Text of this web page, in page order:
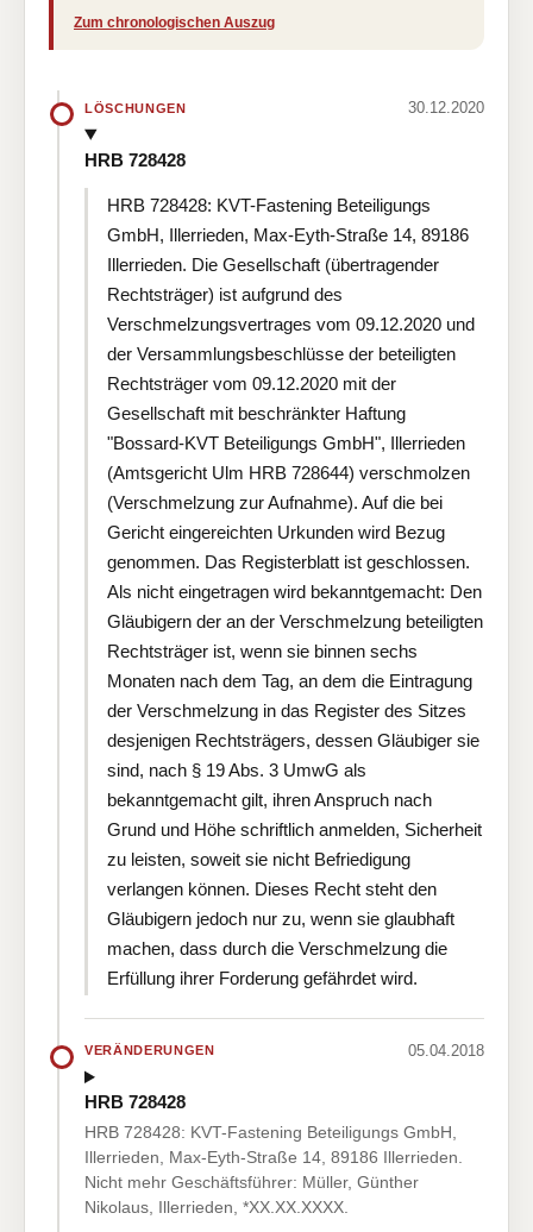
Zum chronologischen Auszug
LÖSCHUNGEN 30.12.2020
HRB 728428
HRB 728428: KVT-Fastening Beteiligungs
GmbH, Illerrieden, Max-Eyth-Straße 14, 89186
Illerrieden. Die Gesellschaft (übertragender
Rechtsträger) ist aufgrund des
Verschmelzungsvertrages vom 09.12.2020 und
der Versammlungsbeschlüsse der beteiligten
Rechtsträger vom 09.12.2020 mit der
Gesellschaft mit beschränkter Haftung
"Bossard-KVT Beteiligungs GmbH", Illerrieden
(Amtsgericht Ulm HRB 728644) verschmolzen
(Verschmelzung zur Aufnahme). Auf die bei
Gericht eingereichten Urkunden wird Bezug
genommen. Das Registerblatt ist geschlossen.
Als nicht eingetragen wird bekanntgemacht: Den
Gläubigern der an der Verschmelzung beteiligten
Rechtsträger ist, wenn sie binnen sechs
Monaten nach dem Tag, an dem die Eintragung
der Verschmelzung in das Register des Sitzes
desjenigen Rechtsträgers, dessen Gläubiger sie
sind, nach § 19 Abs. 3 UmwG als
bekanntgemacht gilt, ihren Anspruch nach
Grund und Höhe schriftlich anmelden, Sicherheit
zu leisten, soweit sie nicht Befriedigung
verlangen können. Dieses Recht steht den
Gläubigern jedoch nur zu, wenn sie glaubhaft
machen, dass durch die Verschmelzung die
Erfüllung ihrer Forderung gefährdet wird.
VERÄNDERUNGEN 05.04.2018
HRB 728428
HRB 728428: KVT-Fastening Beteiligungs GmbH,
Illerrieden, Max-Eyth-Straße 14, 89186 Illerrieden.
Nicht mehr Geschäftsführer: Müller, Günther
Nikolaus, Illerrieden, *XX.XX.XXXX.